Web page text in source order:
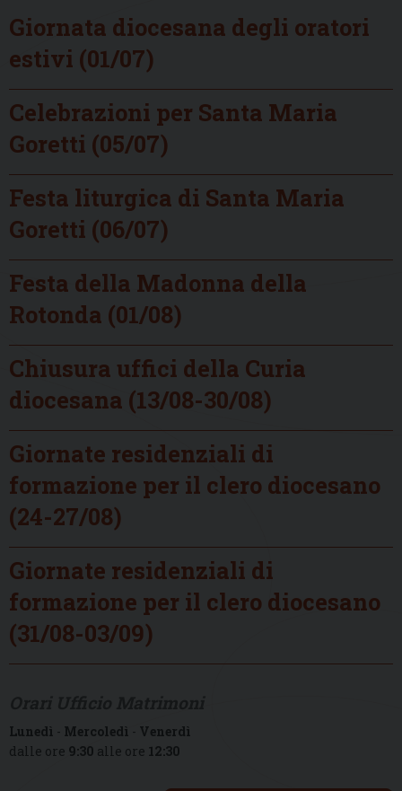
Giornata diocesana degli oratori
estivi (01/07)
Celebrazioni per Santa Maria
Goretti (05/07)
Festa liturgica di Santa Maria
Goretti (06/07)
Festa della Madonna della
Rotonda (01/08)
Chiusura uffici della Curia
diocesana (13/08-30/08)
Giornate residenziali di
formazione per il clero diocesano
(24-27/08)
Giornate residenziali di
formazione per il clero diocesano
(31/08-03/09)
Lunedì - Mercoledì - Venerdì
dalle ore 9:30 alle ore 12:30